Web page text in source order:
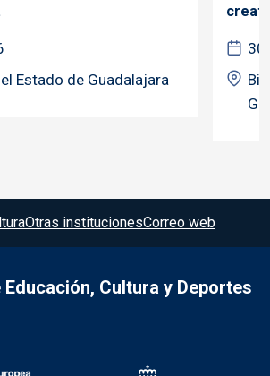
Estado de Guadalajara
Otras institucionesCorreo web
Cultura y Deportes